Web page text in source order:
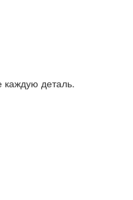
каждую деталь.